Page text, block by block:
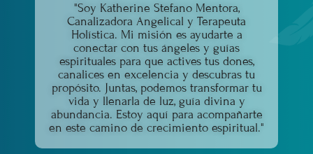
"Soy Katherine Stefano Mentora,
Canalizadora Angelical y Terapeuta
Holística. Mi misión es ayudarte a
conectar con tus ángeles y guías
espirituales para que actives tus dones,
canalices en excelencia y descubras tu
propósito. Juntas, podemos transformar tu
vida y llenarla de luz, guía divina y
abundancia. Estoy aquí para acompañarte
en este camino de crecimiento espiritual."